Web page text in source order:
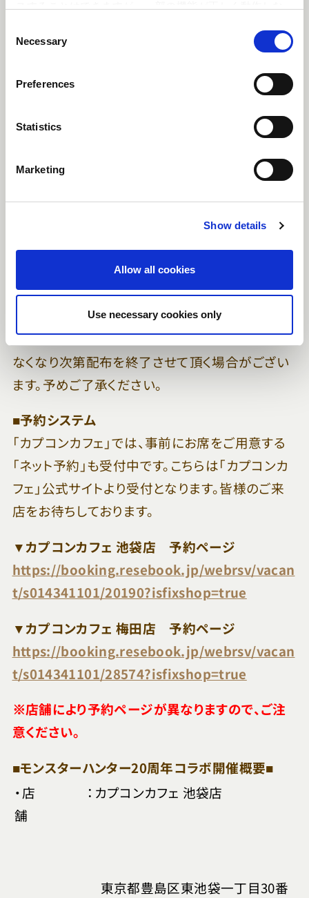
Necessary
Preferences
Statistics
Marketing
Show details
Allow all cookies
Use necessary cookies only
▼カフェメニューのご利用が3,000円（税込）毎に
「ブロマイド風ポストカード」（全33種の中から1
枚をランダム）をプレゼント
※ノベルティのコースター・ポストカードは在庫が
なくなり次第配布を終了させて頂く場合がござい
ます。予めご了承ください。
■予約システム
「カプコンカフェ」では、事前にお席をご用意する
「ネット予約」も受付中です。こちらは「カプコンカ
フェ」公式サイトより受付となります。皆様のご来
店をお待ちしております。
▼カプコンカフェ 池袋店 予約ページ
https://booking.resebook.jp/webrsv/vacan
t/s014341101/20190?isfixshop=true
▼カプコンカフェ 梅田店 予約ページ
https://booking.resebook.jp/webrsv/vacan
t/s014341101/28574?isfixshop=true
※店舗により予約ページが異なりますので、ご注
意ください。
■モンスターハンター20周年コラボ開催概要■
・店
舗
：カプコンカフェ 池袋店
東京都豊島区東池袋一丁目30番